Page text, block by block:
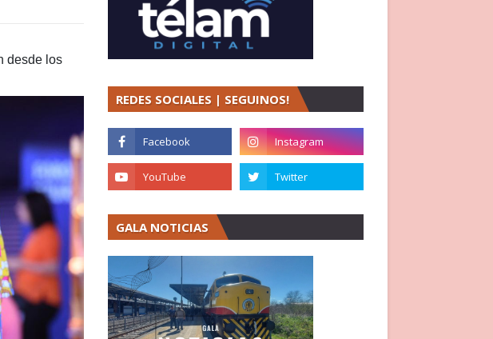
desde los
REDES SOCIALES | SEGUINOS!
GALA NOTICIAS